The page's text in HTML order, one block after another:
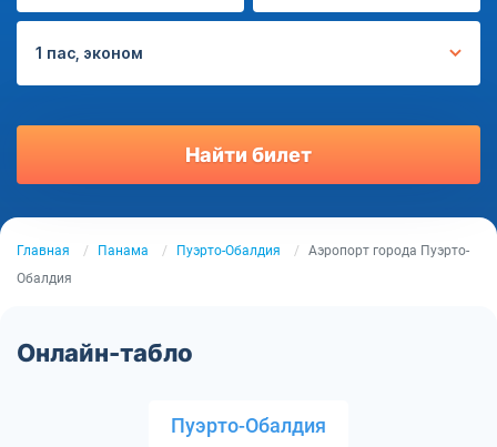
1 пас, эконом
Найти билет
Главная Панама Пуэрто-Обалдия
Аэропорт города Пуэрто-
Обалдия
Онлайн-табло
Пуэрто-Обалдия